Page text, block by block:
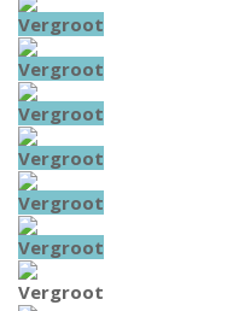
Vergroot
Vergroot
Vergroot
Vergroot
Vergroot
Vergroot
Vergroot